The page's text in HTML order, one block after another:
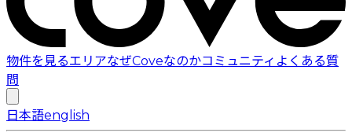
物件を見るエリアなぜCoveなのかコミュニティ よくある質
問
日本語english